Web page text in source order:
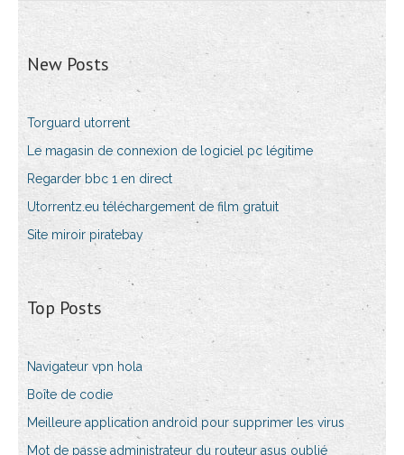
New Posts
Torguard utorrent
Le magasin de connexion de logiciel pc légitime
Regarder bbc 1 en direct
Utorrentz.eu téléchargement de film gratuit
Site miroir piratebay
Top Posts
Navigateur vpn hola
Boîte de codie
Meilleure application android pour supprimer les virus
Mot de passe administrateur du routeur asus oublié